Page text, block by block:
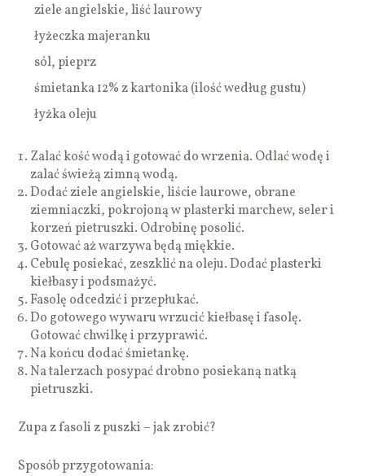
ziele angielskie, liść laurowy
łyżeczka majeranku
sól, pieprz
śmietanka 12% z kartonika (ilość według gustu)
łyżka oleju
Zalać kość wodą i gotować do wrzenia. Odlać wodę i
zalać świeżą zimną wodą.
Dodać ziele angielskie, liście laurowe, obrane
ziemniaczki, pokrojoną w plasterki marchew, seler i
korzeń pietruszki. Odrobinę posolić.
Gotować aż warzywa będą miękkie.
Cebulę posiekać, zeszklić na oleju. Dodać plasterki
kiełbasy i podsmażyć.
Fasolę odcedzić i przepłukać.
Do gotowego wywaru wrzucić kiełbasę i fasolę.
Gotować chwilkę i przyprawić.
Na końcu dodać śmietankę.
Na talerzach posypać drobno posiekaną natką
pietruszki.
Zupa z fasoli z puszki – jak zrobić?
Sposób przygotowania: